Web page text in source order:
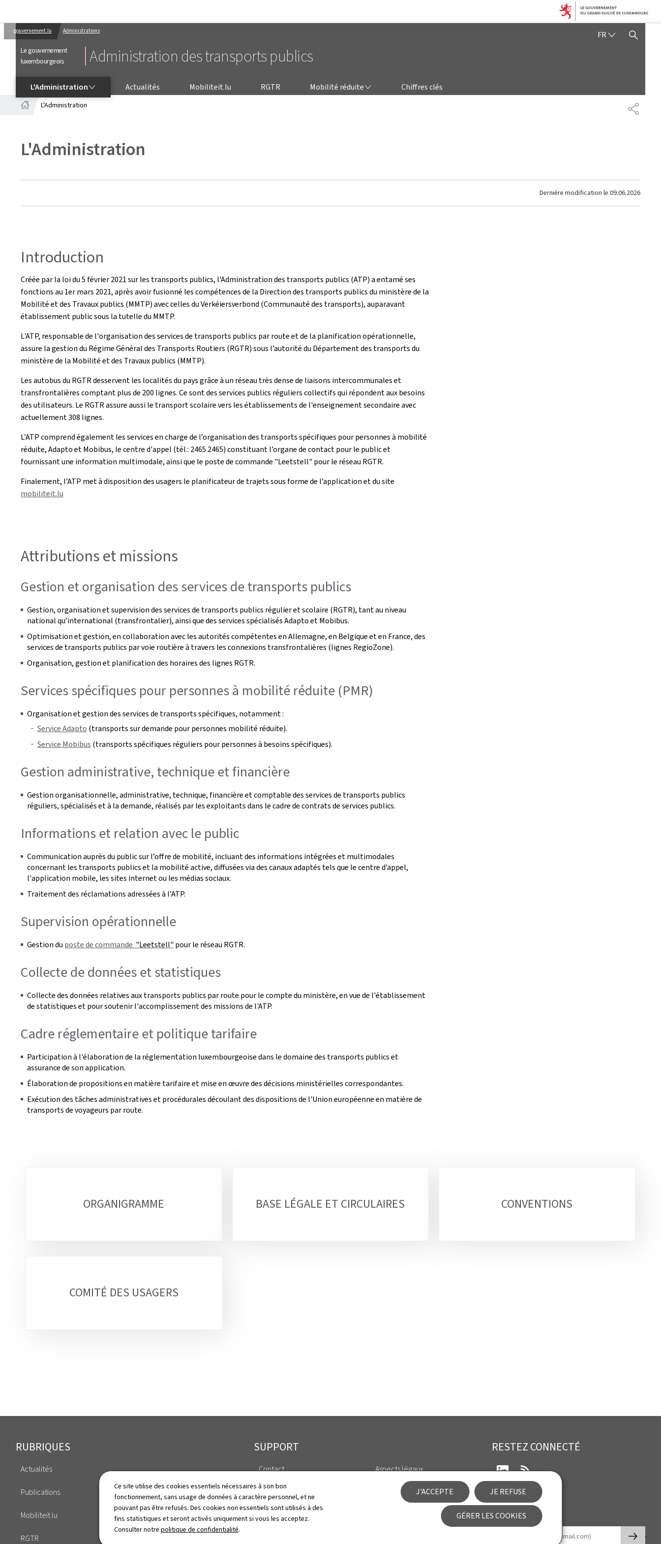
Ce site utilise des cookies essentiels nécessaires à son bon
fonctionnement, sans usage de données à caractère personnel, et ne
pouvant pas être refusés. Des cookies non essentiels sont utilisés à des
fins statistiques et seront activés uniquement si vous les acceptez.
Consulter notre politique de confidentialité.
J'ACCEPTE JE REFUSE
GÉRER LES COOKIES
gouvernement.lu Administrations
Le gouvernement
luxembourgeois
Administration des transports publics
FR FRANÇAIS
AFFICHER / MASQUER
L'Administration Actualités Mobiliteit.lu RGTR Mobilité réduite
Chiffres clés
L'Administration
L'Administration
Dernière modification le 09.06.2026
Introduction
Créée par la loi du 5 février 2021 sur les transports publics, l'Administration des transports publics (ATP) a entamé ses
fonctions au 1er mars 2021, après avoir fusionné les compétences de la Direction des transports publics du ministère de la
Mobilité et des Travaux publics (MMTP) avec celles du Verkéiersverbond (Communauté des transports), auparavant
établissement public sous la tutelle du MMTP.
L'ATP, responsable de l'organisation des services de transports publics par route et de la planification opérationnelle,
assure la gestion du Régime Général des Transports Routiers (RGTR) sous l’autorité du Département des transports du
ministère de la Mobilité et des Travaux publics (MMTP).
Les autobus du RGTR desservent les localités du pays grâce à un réseau très dense de liaisons intercommunales et
transfrontalières comptant plus de 200 lignes. Ce sont des services publics réguliers collectifs qui répondent aux besoins
des utilisateurs. Le RGTR assure aussi le transport scolaire vers les établissements de l'enseignement secondaire avec
actuellement 308 lignes.
L’ATP comprend également les services en charge de l’organisation des transports spécifiques pour personnes à mobilité
réduite, Adapto et Mobibus, le centre d'appel (tél.: 2465 2465) constituant l’organe de contact pour le public et
fournissant une information multimodale, ainsi que le poste de commande "Leetstell" pour le réseau RGTR.
Finalement, l’ATP met à disposition des usagers le planificateur de trajets sous forme de l’application et du site
mobiliteit.lu
Attributions et missions
Gestion et organisation des services de transports publics
Gestion, organisation et supervision des services de transports publics régulier et scolaire (RGTR), tant au niveau
national qu’international (transfrontalier), ainsi que des services spécialisés Adapto et Mobibus.
Optimisation et gestion, en collaboration avec les autorités compétentes en Allemagne, en Belgique et en France, des
services de transports publics par voie routière à travers les connexions transfrontalières (lignes RegioZone).
Organisation, gestion et planification des horaires des lignes RGTR.
Services spécifiques pour personnes à mobilité réduite (PMR)
Organisation et gestion des services de transports spécifiques, notamment :
Service Adapto (transports sur demande pour personnes mobilité réduite).
Service Mobibus (transports spécifiques réguliers pour personnes à besoins spécifiques).
Gestion administrative, technique et financière
Gestion organisationnelle, administrative, technique, financière et comptable des services de transports publics
réguliers, spécialisés et à la demande, réalisés par les exploitants dans le cadre de contrats de services publics.
Informations et relation avec le public
Communication auprès du public sur l’offre de mobilité, incluant des informations intégrées et multimodales
concernant les transports publics et la mobilité active, diffusées via des canaux adaptés tels que le centre d’appel,
l'application mobile, les sites internet ou les médias sociaux.
Traitement des réclamations adressées à l’ATP.
Supervision opérationnelle
Gestion du poste de commande "Leetstell" pour le réseau RGTR.
Collecte de données et statistiques
Collecte des données relatives aux transports publics par route pour le compte du ministère, en vue de l'établissement
de statistiques et pour soutenir l'accomplissement des missions de l'ATP.
Cadre réglementaire et politique tarifaire
Participation à l'élaboration de la réglementation luxembourgeoise dans le domaine des transports publics et
assurance de son application.
Élaboration de propositions en matière tarifaire et mise en œuvre des décisions ministérielles correspondantes.
Exécution des tâches administratives et procédurales découlant des dispositions de l'Union européenne en matière de
transports de voyageurs par route.
ORGANIGRAMME BASE LÉGALE ET CIRCULAIRES CONVENTIONS
COMITÉ DES USAGERS
Pied
de
RUBRIQUES
Actualités
Publications
Mobiliteit.lu
RGTR
Chiffres clés
Annuaire
SUPPORT
Contact
Plan du site
A propos
Aspects légaux
Déclaration d'accessibilité
RESTEZ CONNECTÉ
LinkedInRSS
Newsletter
🡒